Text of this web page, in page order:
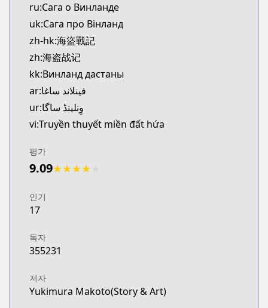
Official English
Official English
https://comics.inkr.com/title/2107-vinland-
ru:Сага о Винланде
uk:Сага про Вінланд
zh-hk:海盜戰記
zh:海盗战记
kk:Винланд дастаны
ar:فينلاند ساغا
ur:وِنلینڈ ساگا
vi:Truyền thuyết miền đất hứa
평가
9.09★★★★
인기
17
독자
355231
저자
Yukimura Makoto(Story & Art)